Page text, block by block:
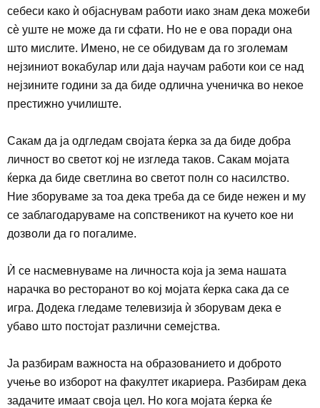
себеси како ѝ објаснувам работи иако знам дека можеби
сѐ уште не може да ги сфати. Но не е ова поради она
што мислите. Имено, не се обидувам да го зголемам
нејзиниот вокабулар или даја научам работи кои се над
нејзините години за да биде одлична ученичка во некое
престижно училиште.
Сакам да ја одгледам својата ќерка за да биде добра
личност во светот кој не изгледа таков. Сакам мојата
ќерка да биде светлина во светот полн со насилство.
Ние зборуваме за тоа дека треба да се биде нежен и му
се заблагодаруваме на сопственикот на кучето кое ни
дозволи да го погалиме.
Ѝ се насмевнуваме на личноста која ја зема нашата
нарачка во ресторанот во кој мојата ќерка сака да се
игра. Додека гледаме телевизија ѝ зборувам дека е
убаво што постојат различни семејства.
Ја разбирам важноста на образованието и доброто
учење во изборот на факултет икариера. Разбирам дека
задачите имаат своја цел. Но кога мојата ќерка ќе